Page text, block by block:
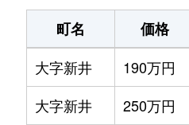
町名 価格
大字新井
190万円
大字新井
250万円